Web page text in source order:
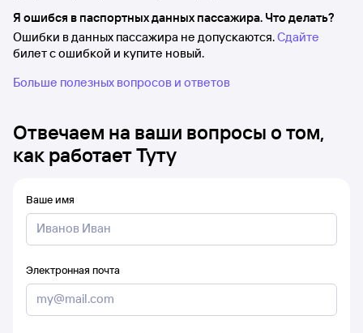
Я ошибся в паспортных данных пассажира. Что делать?
Ошибки в данных пассажира не допускаются.Сдайте
билет с ошибкой и купите новый.
Больше полезных вопросов и ответов
Отвечаем на ваши вопросы о том,
как работает Туту
Ваше имя
Электронная почта